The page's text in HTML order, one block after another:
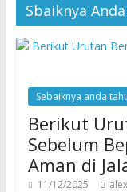
Sbaiknya
Sebaiknya anda
Berikut
Sebelum
Aman di
11/12/2025 alex